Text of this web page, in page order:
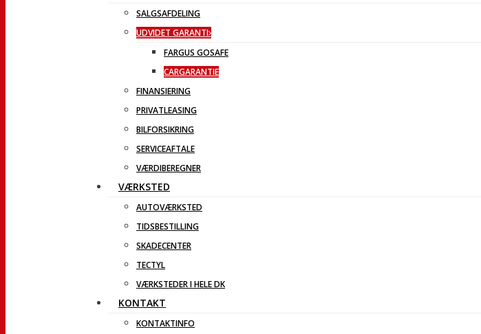
SALGSAFDELING
UDVIDET GARANTI
FARGUS GOSAFE
CARGARANTIE
FINANSIERING
PRIVATLEASING
BILFORSIKRING
SERVICEAFTALE
VÆRDIBEREGNER
VÆRKSTED
AUTOVÆRKSTED
TIDSBESTILLING
SKADECENTER
TECTYL
VÆRKSTEDER I HELE DK
KONTAKT
KONTAKTINFO